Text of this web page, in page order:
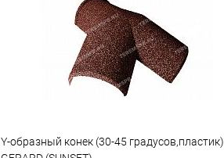
Купить в 1 клик
Под заказ
Y-образный конек (30-45 градусов,пластик)